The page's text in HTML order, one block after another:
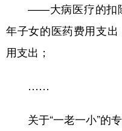
——大病医疗的扣除
年子女的医药费用支
用支出；
……
关于“一老一小”的专